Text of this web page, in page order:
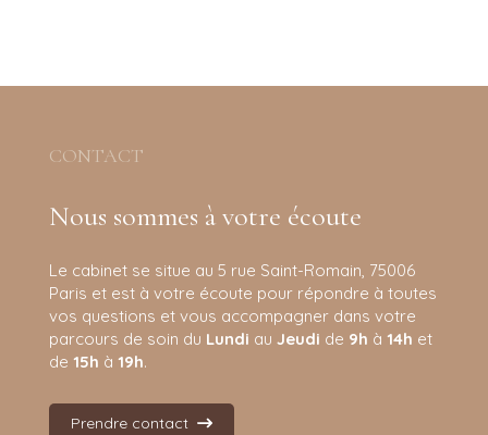
CONTACT
Nous sommes à votre écoute
Le cabinet se situe au 5 rue Saint-Romain, 75006
Paris et est à votre écoute pour répondre à toutes
vos questions et vous accompagner dans votre
parcours de soin du Lundi au Jeudi de 9h à 14h et
de 15h à 19h.
Prendre contact